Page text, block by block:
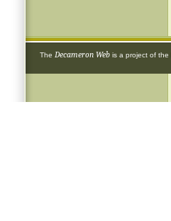
The Decameron Web is a project of the